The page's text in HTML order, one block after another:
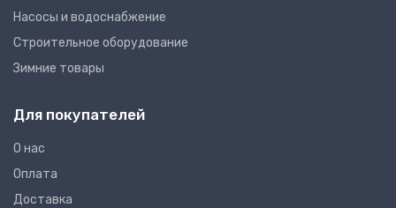
Насосы и водоснабжение
Строительное оборудование
Зимние товары
Для покупателей
О нас
Оплата
Доставка